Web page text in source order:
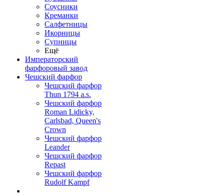
Соусники
Креманки
Салфетницы
Икорницы
Супницы
Ещё
Императорский
фарфоровый завод
Чешский фарфор
Чешский фарфор
Thun 1794 a.s.
Чешский фарфор
Roman Lidicky,
Carlsbad, Queen's
Crown
Чешский фарфор
Leander
Чешский фарфор
Repast
Чешский фарфор
Rudolf Kampf